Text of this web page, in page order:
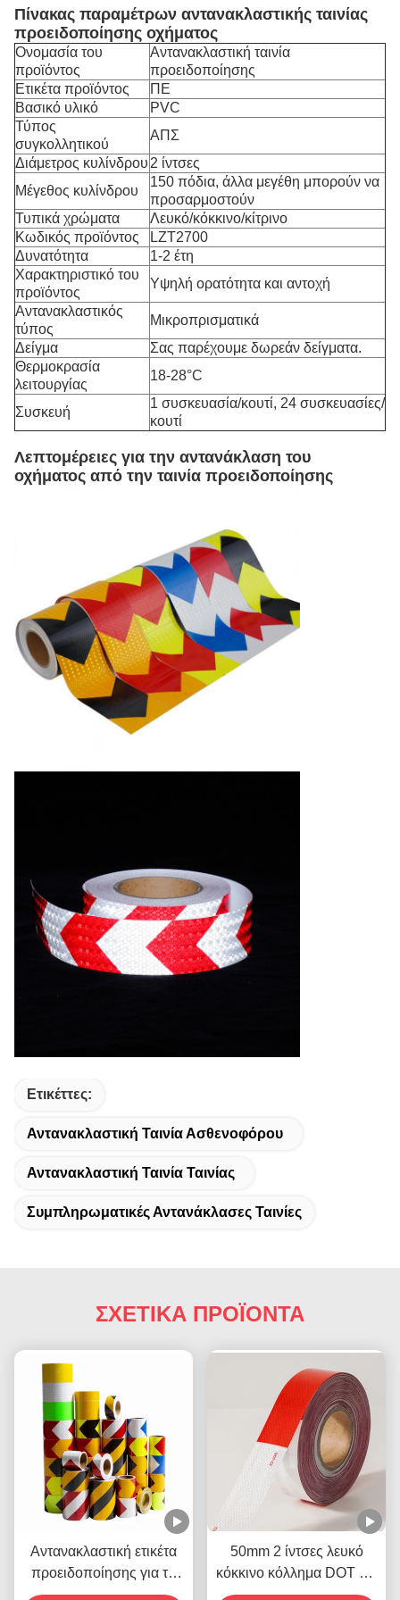
Πίνακας παραμέτρων αντανακλαστικής ταινίας
προειδοποίησης οχήματος
Ονομασία του
προϊόντος
Αντανακλαστική ταινία
προειδοποίησης
Ετικέτα προϊόντος
ΠΕ
Βασικό υλικό
PVC
Τύπος
συγκολλητικού
ΑΠΣ
Διάμετρος κυλίνδρου 2 ίντσες
Μέγεθος κυλίνδρου
150 πόδια, άλλα μεγέθη μπορούν να
προσαρμοστούν
Τυπικά χρώματα
Λευκό/κόκκινο/κίτρινο
Κωδικός προϊόντος
LZT2700
Δυνατότητα
1-2 έτη
Χαρακτηριστικό του
προϊόντος
Υψηλή ορατότητα και αντοχή
Αντανακλαστικός
τύπος
Μικροπρισματικά
Δείγμα
Σας παρέχουμε δωρεάν δείγματα.
Θερμοκρασία
λειτουργίας
18-28°C
Συσκευή
1 συσκευασία/κουτί, 24 συσκευασίες/
κουτί
Λεπτομέρειες για την αντανάκλαση του
οχήματος από την ταινία προειδοποίησης
Ετικέττες:
Αντανακλαστική Ταινία Ασθενοφόρου
Αντανακλαστική Ταινία Ταινίας
Συμπληρωματικές Αντανάκλασες Ταινίες
ΣΧΕΤΙΚΑ ΠΡΟΪΟΝΤΑ
Αντανακλαστική ετικέτα
προειδοποίησης για τη
σύγχυση Βιοχρώμα
50mm 2 ίντσες λευκό
κόκκινο κόλλημα DOT C2
αντανακλαστική ταινία